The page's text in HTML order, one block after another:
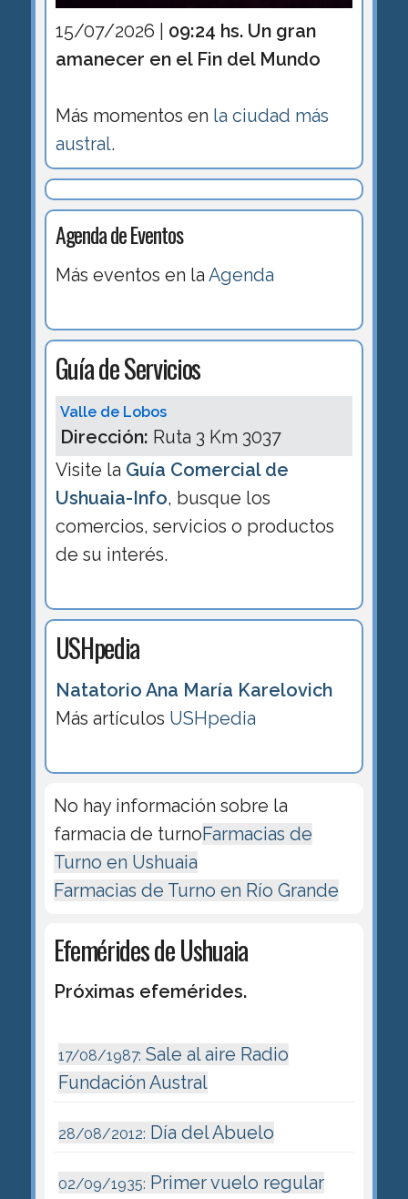
15/07/2026 | 09:24 hs. Un gran
amanecer en el Fin del Mundo
Más momentos en la ciudad más
austral.
Agenda de Eventos
Más eventos en la Agenda
Guía de Servicios
Valle de Lobos
Dirección: Ruta 3 Km 3037
Visite la Guía Comercial de
Ushuaia-Info, busque los
comercios, servicios o productos
de su interés.
USHpedia
Natatorio Ana María Karelovich
Más artículos USHpedia
No hay información sobre la
farmacia de turnoFarmacias de
Turno en Ushuaia
Farmacias de Turno en Río Grande
Efemérides de Ushuaia
Próximas efemérides.
17/08/1987: Sale al aire Radio
Fundación Austral
28/08/2012: Día del Abuelo
02/09/1935: Primer vuelo regular